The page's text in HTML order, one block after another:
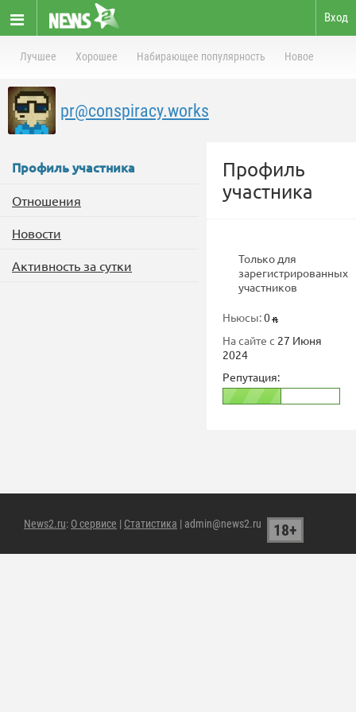
Вход
Лучшее Хорошее Набирающее популярность Новое
pr@conspiracy.works
Профиль участника
Отношения
Новости
Активность за сутки
Профиль
участника
Только для
зарегистрированных
участников
Ньюсы:0
На сайте с 27 Июня
2024
Репутация:
News2.ru: О сервисе | Статистика | admin@news2.ru 18+